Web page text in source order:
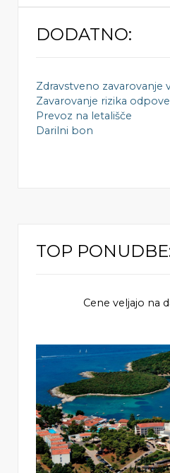
DODATNO:
Zdravstveno zavarovanje
Zavarovanje rizika
Prevoz na letališče
Darilni bon
TOP
Cene veljajo na